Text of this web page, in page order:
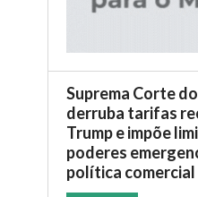
Suprema Corte
derruba tarifas
Trump e impõe
poderes
política comercial